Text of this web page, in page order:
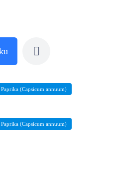
Paprika (Capsicum annuum)
Paprika (Capsicum annuum)